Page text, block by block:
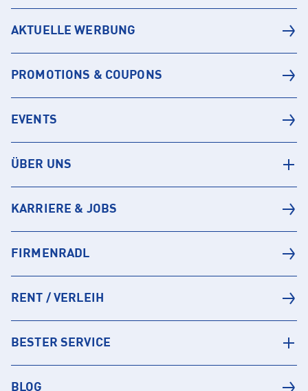
AKTUELLE WERBUNG
PROMOTIONS & COUPONS
EVENTS
ÜBER UNS
KARRIERE & JOBS
FIRMENRADL
RENT / VERLEIH
BESTER SERVICE
BLOG